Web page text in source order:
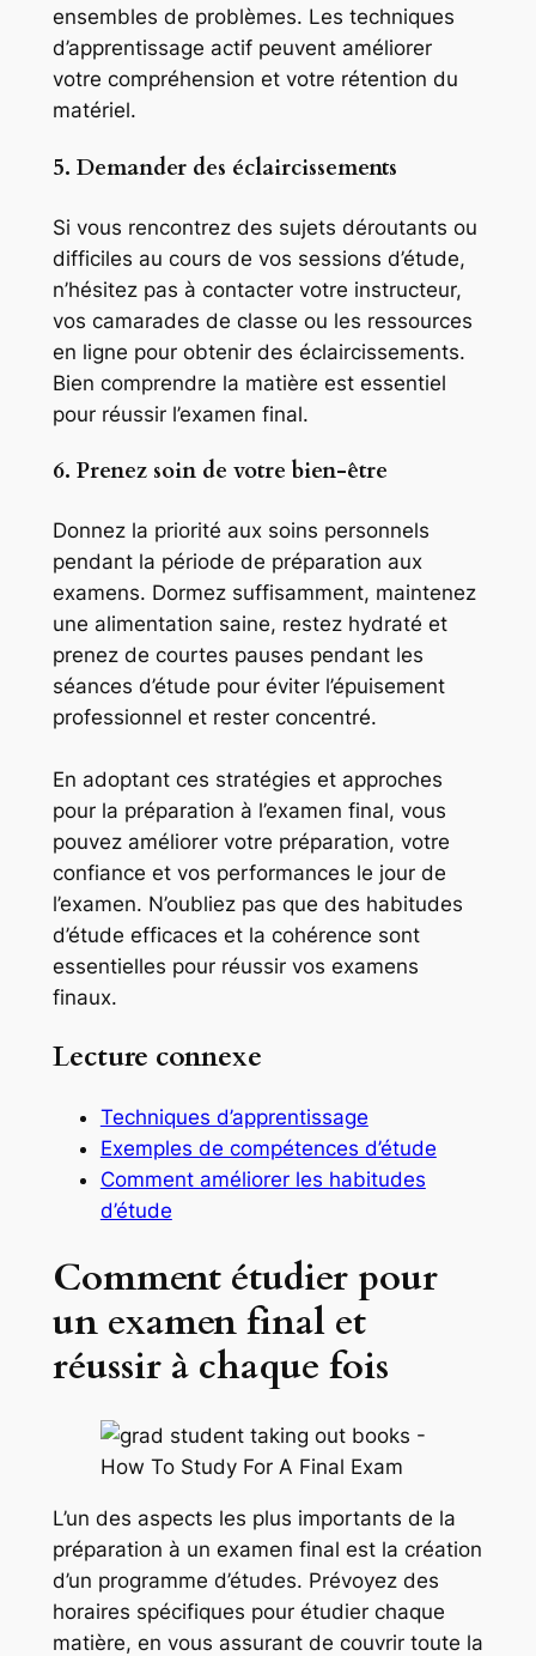
ensembles de problèmes. Les techniques
d’apprentissage actif peuvent améliorer
votre compréhension et votre rétention du
matériel.
5. Demander des éclaircissements
Si vous rencontrez des sujets déroutants ou
difficiles au cours de vos sessions d’étude,
n’hésitez pas à contacter votre instructeur,
vos camarades de classe ou les ressources
en ligne pour obtenir des éclaircissements.
Bien comprendre la matière est essentiel
pour réussir l’examen final.
6. Prenez soin de votre bien-être
Donnez la priorité aux soins personnels
pendant la période de préparation aux
examens. Dormez suffisamment, maintenez
une alimentation saine, restez hydraté et
prenez de courtes pauses pendant les
séances d’étude pour éviter l’épuisement
professionnel et rester concentré.
En adoptant ces stratégies et approches
pour la préparation à l’examen final, vous
pouvez améliorer votre préparation, votre
confiance et vos performances le jour de
l’examen. N’oubliez pas que des habitudes
d’étude efficaces et la cohérence sont
essentielles pour réussir vos examens
finaux.
Lecture connexe
Techniques d’apprentissage
Exemples de compétences d’étude
Comment améliorer les habitudes
d’étude
Comment étudier pour
un examen final et
réussir à chaque fois
L’un des aspects les plus importants de la
préparation à un examen final est la création
d’un programme d’études. Prévoyez des
horaires spécifiques pour étudier chaque
matière, en vous assurant de couvrir toute la